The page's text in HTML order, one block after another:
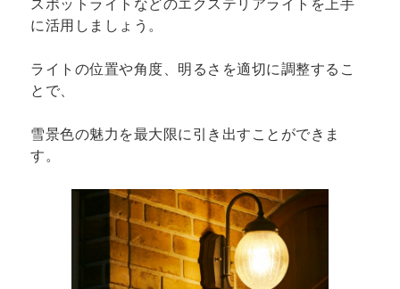
スポットライトなどのエクステリアライトを上手
に活用しましょう。
ライトの位置や角度、明るさを適切に調整するこ
とで、
雪景色の魅力を最大限に引き出すことができま
す。